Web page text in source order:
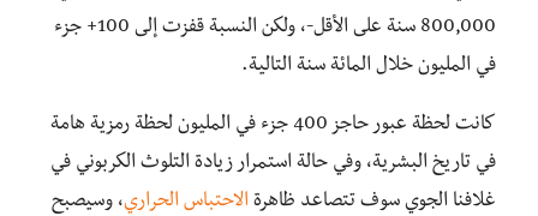
800,000 سنة على الأقل-، ولكن النسبة قفزت إلى 100+ جزء
في المليون خلال المائة سنة التالية.
كانت لحظة عبور حاجز 400 جزء في المليون لحظة رمزية هامة
في تاريخ البشرية، وفي حالة استمرار زيادة التلوث الكربوني في
غلافنا الجوي سوف تتصاعد ظاهرة الاحتباس الحراري، وسيصبح